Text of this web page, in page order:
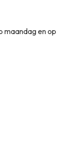
maandag en op